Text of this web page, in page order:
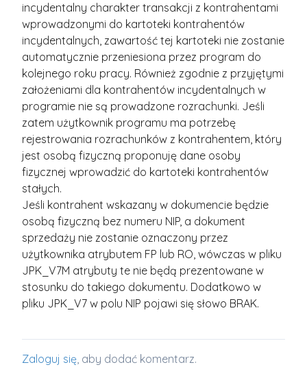
incydentalny charakter transakcji z kontrahentami
wprowadzonymi do kartoteki kontrahentów
incydentalnych, zawartość tej kartoteki nie zostanie
automatycznie przeniesiona przez program do
kolejnego roku pracy. Również zgodnie z przyjętymi
założeniami dla kontrahentów incydentalnych w
programie nie są prowadzone rozrachunki. Jeśli
zatem użytkownik programu ma potrzebę
rejestrowania rozrachunków z kontrahentem, który
jest osobą fizyczną proponuję dane osoby
fizycznej wprowadzić do kartoteki kontrahentów
stałych.
Jeśli kontrahent wskazany w dokumencie będzie
osobą fizyczną bez numeru NIP, a dokument
sprzedaży nie zostanie oznaczony przez
użytkownika atrybutem FP lub RO, wówczas w pliku
JPK_V7M atrybuty te nie będą prezentowane w
stosunku do takiego dokumentu. Dodatkowo w
pliku JPK_V7 w polu NIP pojawi się słowo BRAK.
Zaloguj się, aby dodać komentarz.